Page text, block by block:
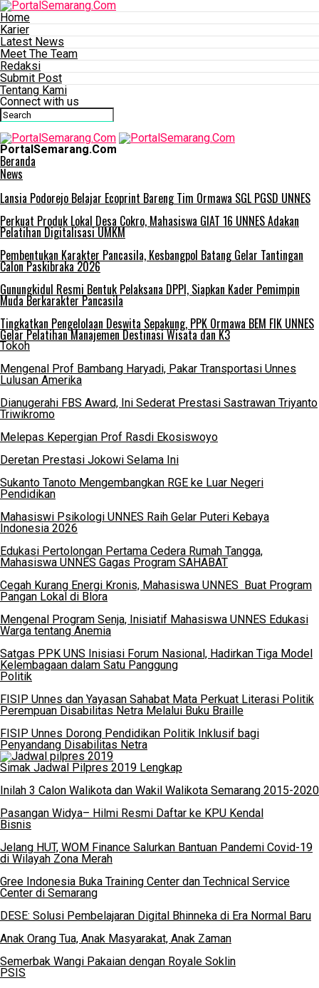
Home
Karier
Latest News
Meet The Team
Redaksi
Submit Post
Tentang Kami
Connect with us
PortalSemarang.Com
Beranda
News
Lansia Podorejo Belajar Ecoprint Bareng Tim Ormawa SGL PGSD UNNES
Perkuat Produk Lokal Desa Cokro, Mahasiswa GIAT 16 UNNES Adakan
Pelatihan Digitalisasi UMKM
Pembentukan Karakter Pancasila, Kesbangpol Batang Gelar Tantingan
Calon Paskibraka 2026
Gunungkidul Resmi Bentuk Pelaksana DPPI, Siapkan Kader Pemimpin
Muda Berkarakter Pancasila
Tingkatkan Pengelolaan Deswita Sepakung, PPK Ormawa BEM FIK UNNES
Gelar Pelatihan Manajemen Destinasi Wisata dan K3
Tokoh
Mengenal Prof Bambang Haryadi, Pakar Transportasi Unnes
Lulusan Amerika
Dianugerahi FBS Award, Ini Sederat Prestasi Sastrawan Triyanto
Triwikromo
Melepas Kepergian Prof Rasdi Ekosiswoyo
Deretan Prestasi Jokowi Selama Ini
Sukanto Tanoto Mengembangkan RGE ke Luar Negeri
Pendidikan
Mahasiswi Psikologi UNNES Raih Gelar Puteri Kebaya
Indonesia 2026
Edukasi Pertolongan Pertama Cedera Rumah Tangga,
Mahasiswa UNNES Gagas Program SAHABAT
Cegah Kurang Energi Kronis, Mahasiswa UNNES Buat Program
Pangan Lokal di Blora
Mengenal Program Senja, Inisiatif Mahasiswa UNNES Edukasi
Warga tentang Anemia
Satgas PPK UNS Inisiasi Forum Nasional, Hadirkan Tiga Model
Kelembagaan dalam Satu Panggung
Politik
FISIP Unnes dan Yayasan Sahabat Mata Perkuat Literasi Politik
Perempuan Disabilitas Netra Melalui Buku Braille
FISIP Unnes Dorong Pendidikan Politik Inklusif bagi
Penyandang Disabilitas Netra
Simak Jadwal Pilpres 2019 Lengkap
Inilah 3 Calon Walikota dan Wakil Walikota Semarang 2015-2020
Pasangan Widya– Hilmi Resmi Daftar ke KPU Kendal
Bisnis
Jelang HUT, WOM Finance Salurkan Bantuan Pandemi Covid-19
di Wilayah Zona Merah
Gree Indonesia Buka Training Center dan Technical Service
Center di Semarang
DESE: Solusi Pembelajaran Digital Bhinneka di Era Normal Baru
Anak Orang Tua, Anak Masyarakat, Anak Zaman
Semerbak Wangi Pakaian dengan Royale Soklin
PSIS